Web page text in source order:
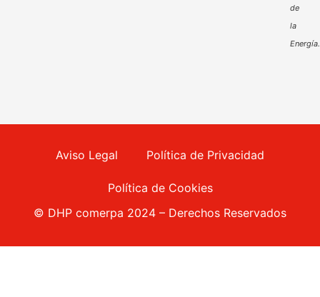
de
la
Energía.
Aviso Legal Política de Privacidad
Política de Cookies
© DHP comerpa 2024 – Derechos Reservados